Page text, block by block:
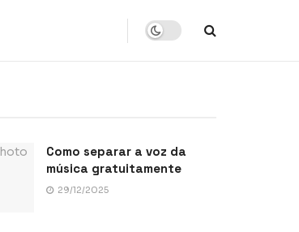
Como separar a voz da
música gratuitamente
29/12/2025